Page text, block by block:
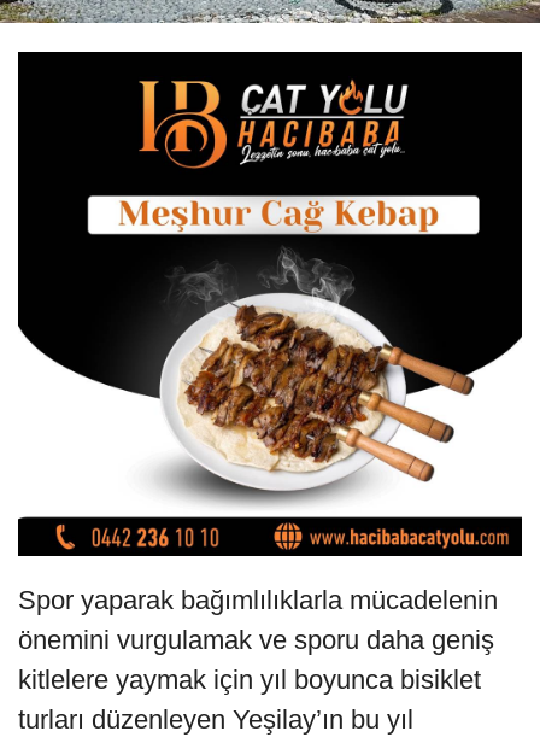
Spor yaparak bağımlılıklarla mücadelenin
önemini vurgulamak ve sporu daha geniş
kitlelere yaymak için yıl boyunca bisiklet
turları düzenleyen Yeşilay’ın bu yıl